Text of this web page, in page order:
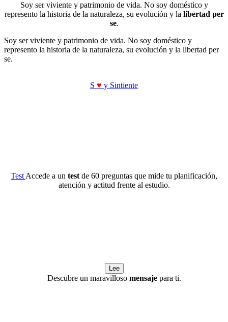
Soy ser viviente y patrimonio de vida. No soy doméstico y
represento la historia de la naturaleza, su evolución y la libertad per
se.
Soy ser viviente y patrimonio de vida. No soy doméstico y
represento la historia de la naturaleza, su evolución y la libertad per
se.
S ♥ y Sintiente
Test Accede a un test de 60 preguntas que mide tu planificación,
atención y actitud frente al estudio.
Lee
Descubre un maravilloso mensajepara ti.